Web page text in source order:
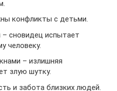
конфликты с детьми.
сновидец испытает
человеку.
– излишняя
злую шутку.
и забота близких людей.